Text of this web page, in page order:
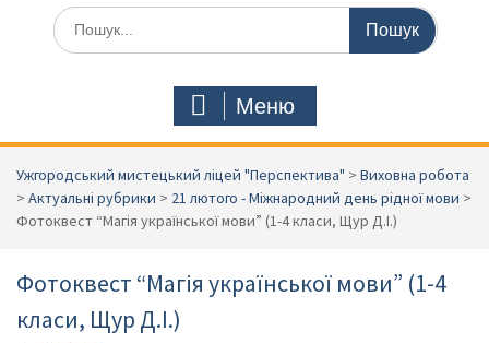
Шукати:
Меню
Ужгородський мистецький ліцей "Перспектива" > Виховна робота
> Актуальні рубрики > 21 лютого - Міжнародний день рідної мови >
Фотоквест “Магія української мови” (1-4 класи, Щур Д.І.)
Фотоквест “Магія української мови” (1-4
класи, Щур Д.І.)